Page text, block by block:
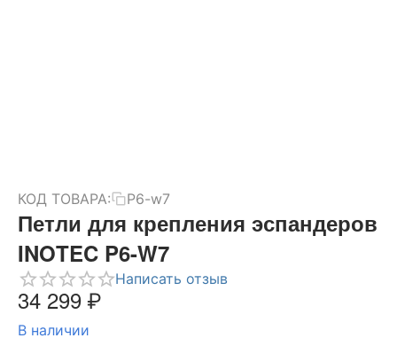
КОД ТОВАРА: P6-w7
Петли для крепления эспандеров
INOTEC P6-W7
Написать отзыв
34 299₽
В наличии